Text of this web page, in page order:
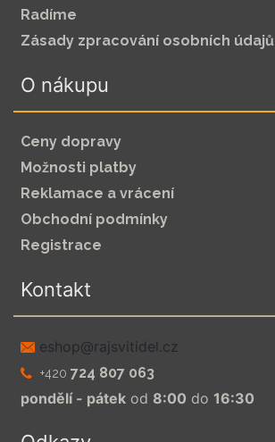
Radíme
Zásady zpracování osobních údajů
O nákupu
Ceny dopravy
Možnosti platby
Reklamace a vrácení
Obchodní podmínky
Registrace
Kontakt
zc.leditivsjar@pohse
+420 724 807 063
pondělí - pátek od 8:00 do 16:30